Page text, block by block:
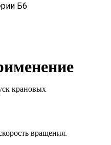
Б6
крановых
вращения.